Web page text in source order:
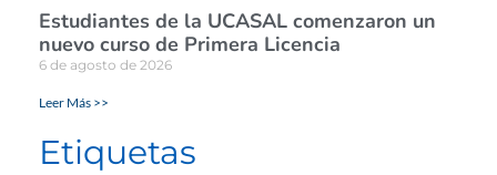
Estudiantes de la UCASAL comenzaron un
nuevo curso de Primera Licencia
6 de agosto de 2026
Leer Más >>
Etiquetas